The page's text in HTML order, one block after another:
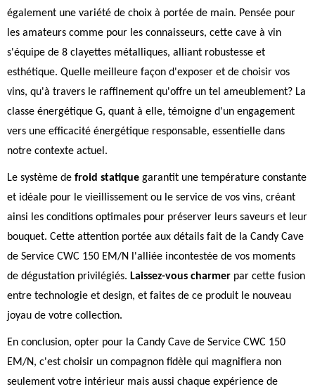
également une variété de choix à portée de main. Pensée pour
les amateurs comme pour les connaisseurs, cette cave à vin
s'équipe de 8 clayettes métalliques, alliant robustesse et
esthétique. Quelle meilleure façon d'exposer et de choisir vos
vins, qu'à travers le raffinement qu'offre un tel ameublement? La
classe énergétique G, quant à elle, témoigne d'un engagement
vers une efficacité énergétique responsable, essentielle dans
notre contexte actuel.
Le système de froid statique garantit une température constante
et idéale pour le vieillissement ou le service de vos vins, créant
ainsi les conditions optimales pour préserver leurs saveurs et leur
bouquet. Cette attention portée aux détails fait de la Candy Cave
de Service CWC 150 EM/N l'alliée incontestée de vos moments
de dégustation privilégiés. Laissez-vous charmer par cette fusion
entre technologie et design, et faites de ce produit le nouveau
joyau de votre collection.
En conclusion, opter pour la Candy Cave de Service CWC 150
EM/N, c'est choisir un compagnon fidèle qui magnifiera non
seulement votre intérieur mais aussi chaque expérience de